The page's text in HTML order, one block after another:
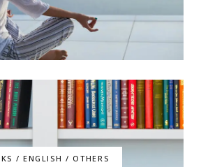
/ ENGLISH / OTHERS